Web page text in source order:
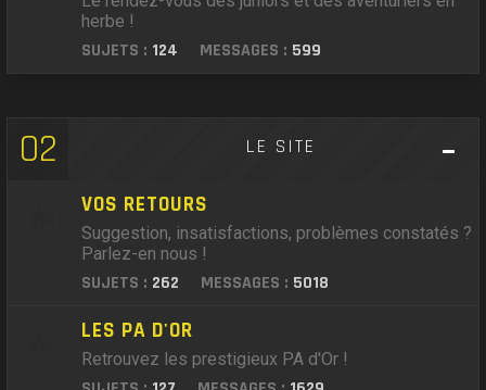
herbe !
SUJETS : 124 MESSAGES : 599
02 LE SITE
VOS RETOURS
Suggestion, insatisfactions, problèmes constatés ?
Parlez-en nous !
SUJETS : 262 MESSAGES : 5018
LES PA D'OR
Retrouvez les prestigieux PA d'Or !